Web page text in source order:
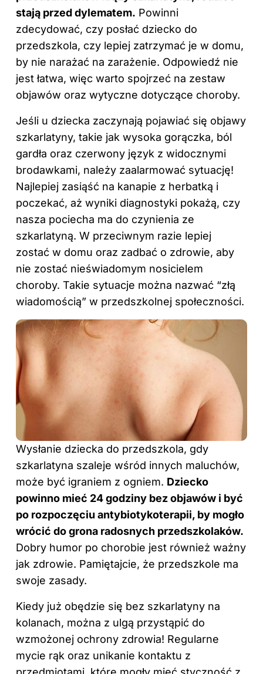
stają przed dylematem. Powinni
zdecydować, czy posłać dziecko do
przedszkola, czy lepiej zatrzymać je w domu,
by nie narażać na zarażenie. Odpowiedź nie
jest łatwa, więc warto spojrzeć na zestaw
objawów oraz wytyczne dotyczące choroby.
Jeśli u dziecka zaczynają pojawiać się objawy
szkarlatyny, takie jak wysoka gorączka, ból
gardła oraz czerwony język z widocznymi
brodawkami, należy zaalarmować sytuację!
Najlepiej zasiąść na kanapie z herbatką i
poczekać, aż wyniki diagnostyki pokażą, czy
nasza pociecha ma do czynienia ze
szkarlatyną. W przeciwnym razie lepiej
zostać w domu oraz zadbać o zdrowie, aby
nie zostać nieświadomym nosicielem
choroby. Takie sytuacje można nazwać “złą
wiadomością” w przedszkolnej społeczności.
Wysłanie dziecka do przedszkola, gdy
szkarlatyna szaleje wśród innych maluchów,
może być igraniem z ogniem. Dziecko
powinno mieć 24 godziny bez objawów i być
po rozpoczęciu antybiotykoterapii, by mogło
wrócić do grona radosnych przedszkolaków.
Dobry humor po chorobie jest również ważny
jak zdrowie. Pamiętajcie, że przedszkole ma
swoje zasady.
Kiedy już obędzie się bez szkarlatyny na
kolanach, można z ulgą przystąpić do
wzmożonej ochrony zdrowia! Regularne
mycie rąk oraz unikanie kontaktu z